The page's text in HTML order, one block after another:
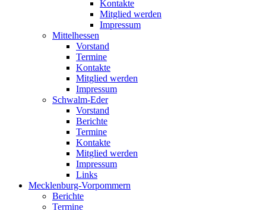
Kontakte
Mitglied werden
Impressum
Mittelhessen
Vorstand
Termine
Kontakte
Mitglied werden
Impressum
Schwalm-Eder
Vorstand
Berichte
Termine
Kontakte
Mitglied werden
Impressum
Links
Mecklenburg-Vorpommern
Berichte
Termine